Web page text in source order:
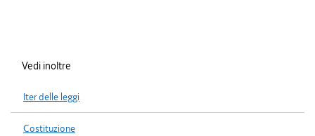
Vedi inoltre
Iter delle leggi
Costituzione